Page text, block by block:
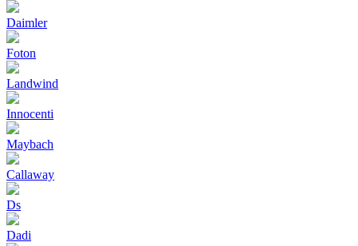
Daimler
Foton
Landwind
Innocenti
Maybach
Callaway
Ds
Dadi